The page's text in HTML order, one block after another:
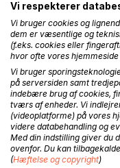
In den Jahren um
Energiebedarf
des
Belehrt durch die
einschließlich von
entwickelte der
vorausschauend den
die es im Überfluss
Gedser war –
zu damaliger Zeit die
sie auf Grundlage von
Vi respekterer
Vi bruger cookies og
dem er væsentlige og
(f.eks. cookies eller
hvor ofte vores
Vi bruger
på serversiden samt
indebære brug af cookies,
tværs af enheder. Vi
(videoplatforme) på vores
videre databehandling og
Med din indstilling giver du
ovenfor. Du kan
(Hæftelse og copyright)